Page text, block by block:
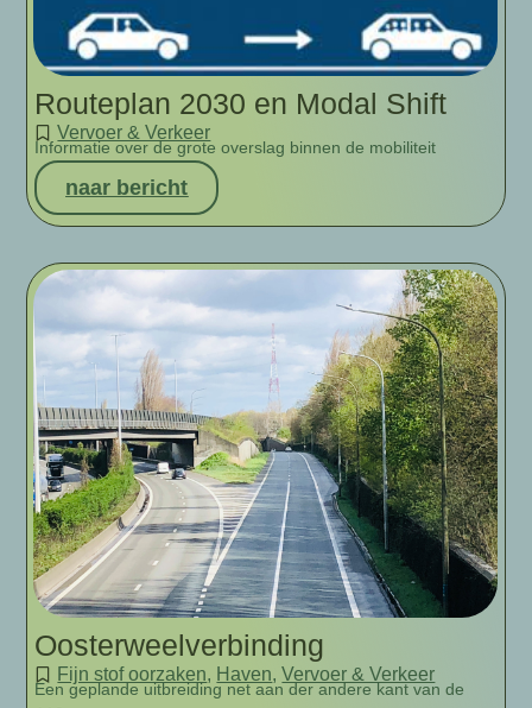
Routeplan 2030 en Modal Shift
Vervoer & Verkeer
Informatie over de grote overslag binnen de mobiliteit
naar bericht
Oosterweelverbinding
Fijn stof oorzaken, Haven,Vervoer & Verkeer
Een geplande uitbreiding net aan der andere kant van de